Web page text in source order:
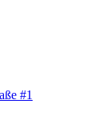
#1